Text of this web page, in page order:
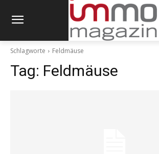
Schlagworte Feldmäuse
Tag: Feldmäuse